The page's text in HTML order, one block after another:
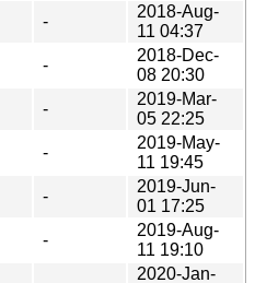
-
2018-Aug-
11 04:37
-
2018-Dec-
08 20:30
-
2019-Mar-
05 22:25
-
2019-May-
11 19:45
-
2019-Jun-
01 17:25
-
2019-Aug-
11 19:10
2020-Jan-